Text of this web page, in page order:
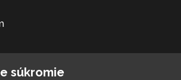
súkromie